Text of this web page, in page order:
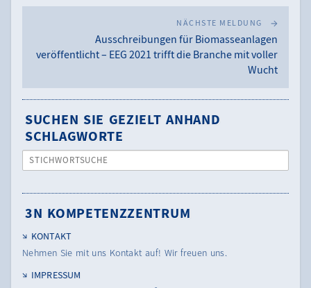
NÄCHSTE MELDUNG
Ausschreibungen für Biomasseanlagen
veröffentlicht – EEG 2021 trifft die Branche mit voller
Wucht
SUCHEN SIE GEZIELT ANHAND
SCHLAGWORTE
STICHWORTSUCHE
3N KOMPETENZZENTRUM
KONTAKT
Nehmen Sie mit uns Kontakt auf! Wir freuen uns.
IMPRESSUM